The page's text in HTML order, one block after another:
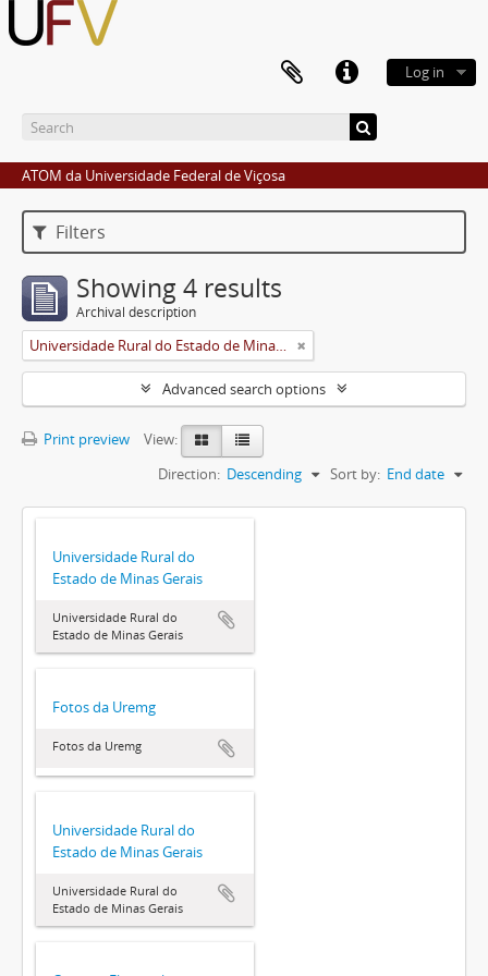
Log in
ATOM da Universidade Federal de Viçosa
Filters
Showing 4 results
Archival description
Universidade Rural do Estado de Minas Gerais (Uremg)
Advanced search options
Print preview
View:
Sort by: End date
Direction: Descending
Universidade Rural do
Estado de Minas Gerais
Universidade Rural do
Estado de Minas Gerais
Fotos da Uremg
Fotos da Uremg
Universidade Rural do
Estado de Minas Gerais
Universidade Rural do
Estado de Minas Gerais